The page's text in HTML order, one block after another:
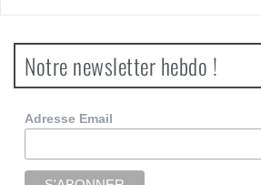
Notre newsletter hebdo !
Adresse Email